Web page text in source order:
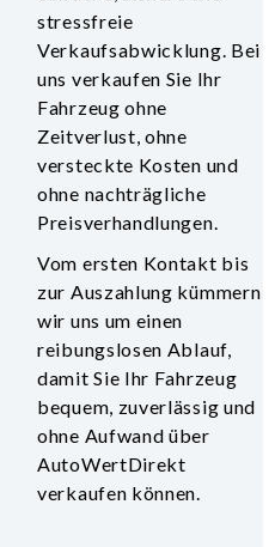
stressfreie
Verkaufsabwicklung. Bei
uns verkaufen Sie Ihr
Fahrzeug ohne
Zeitverlust, ohne
versteckte Kosten und
ohne nachträgliche
Preisverhandlungen.
Vom ersten Kontakt bis
zur Auszahlung kümmern
wir uns um einen
reibungslosen Ablauf,
damit Sie Ihr Fahrzeug
bequem, zuverlässig und
ohne Aufwand über
AutoWertDirekt
verkaufen können.